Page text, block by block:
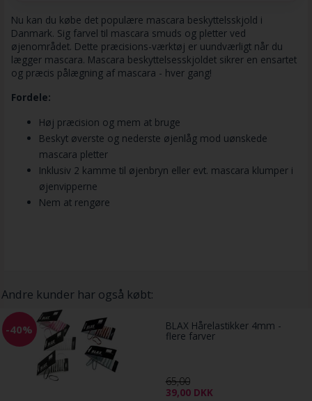
Nu kan du købe det populære mascara beskyttelsskjold i
Danmark. Sig farvel til mascara smuds og pletter ved
øjenområdet. Dette præcisions-værktøj er uundværligt når du
lægger mascara. Mascara beskyttelsesskjoldet sikrer en ensartet
og præcis pålægning af mascara - hver gang!
Fordele:
Høj præcision og mem at bruge
Beskyt øverste og nederste øjenlåg mod uønskede
mascara pletter
Inklusiv 2 kamme til øjenbryn eller evt. mascara klumper i
øjenvipperne
Nem at rengøre
Andre kunder har også købt:
-40% BLAX Hårelastikker 4mm -
flere farver
65,00
39,00 DKK